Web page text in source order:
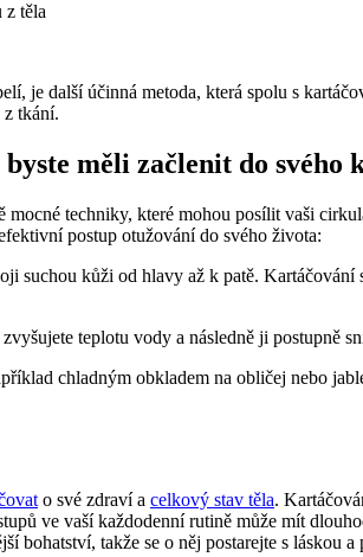
z těla
je další účinná metoda, která spolu s
tkání.
měli začlenit do svého
techniky, které mohou posílit vaši
postup otužování do svého života:
suchou kůži od hlavy až k patě.
teplotu vody a následně ji postupně
chladným obkladem na obličej nebo
o své zdraví a celkový stav těla.
ve vaší každodenní rutině může mít
bohatství, takže se o něj postarejte s